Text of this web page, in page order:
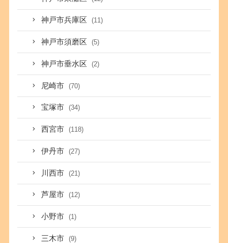
神戸市兵庫区 (11)
神戸市須磨区 (5)
神戸市垂水区 (2)
尼崎市 (70)
宝塚市 (34)
西宮市 (118)
伊丹市 (27)
川西市 (21)
芦屋市 (12)
小野市 (1)
三木市 (9)